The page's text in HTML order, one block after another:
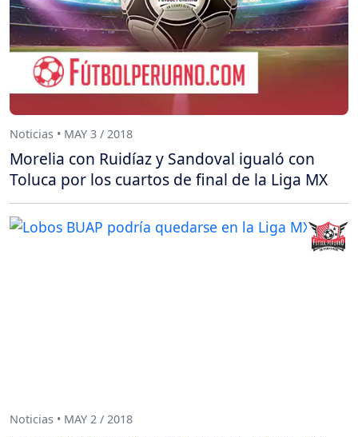
Noticias • MAY 3 / 2018
Morelia con Ruidíaz y Sandoval igualó con
Toluca por los cuartos de final de la Liga MX
Noticias • MAY 2 / 2018